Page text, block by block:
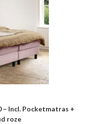
– Incl. Pocketmatras +
roze